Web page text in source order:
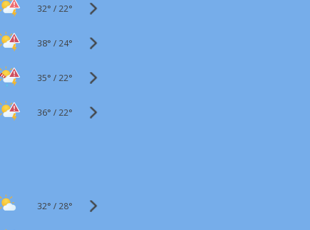
32° /22°
38° /24°
35° /22°
36° /22°
32° /28°